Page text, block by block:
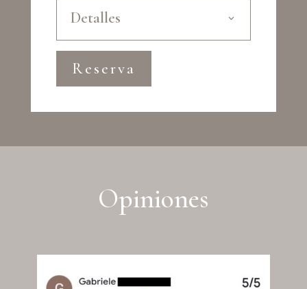
Detalles
Reserva
Opiniones